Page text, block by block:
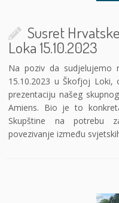
Susret
Loka 15.10.2023
Na poziv da sudjelujemo
15.10.2023 u Škofjoj Loki,
prezentaciju našeg
Amiens. Bio je to
Skupštine na potrebu
povezivanje između